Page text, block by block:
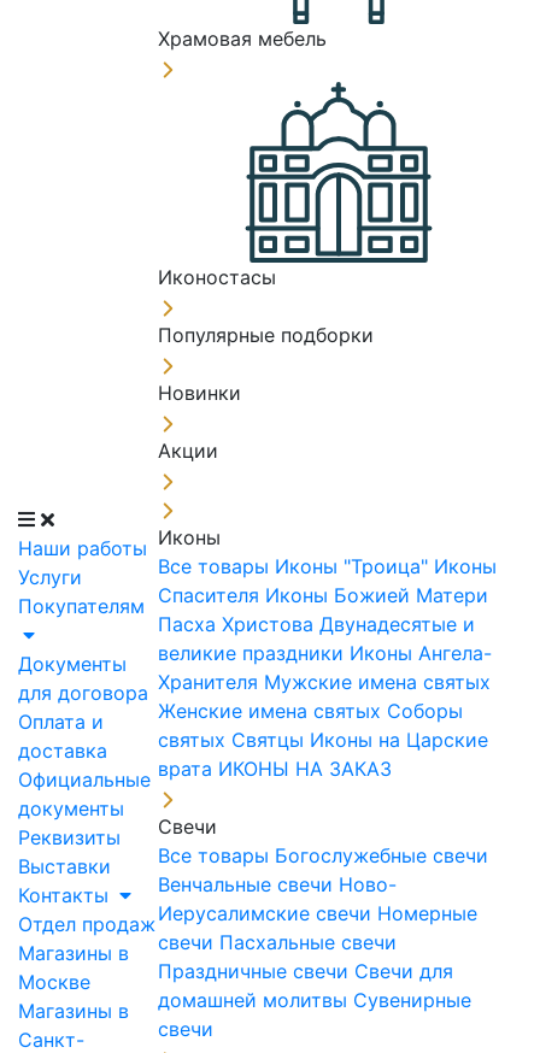
Наши работы
Услуги
Покупателям
Документы
для договора
Оплата и
доставка
Официальные
документы
Реквизиты
Выставки
Контакты
Отдел продаж
Магазины в
Москве
Магазины в
Санкт-
Храмовая мебель
Иконостасы
Популярные подборки
Новинки
Акции
Иконы
Все товары Иконы "Троица" Иконы
Спасителя Иконы Божией Матери
Пасха Христова Двунадесятые и
великие праздники Иконы Ангела-
Хранителя Мужские имена святых
Женские имена святых Соборы
святых Святцы Иконы на Царские
врата ИКОНЫ НА ЗАКАЗ
Свечи
Все товары Богослужебные свечи
Венчальные свечи Ново-
Иерусалимские свечи Номерные
свечи Пасхальные свечи
Праздничные свечи Свечи для
домашней молитвы Сувенирные
свечи